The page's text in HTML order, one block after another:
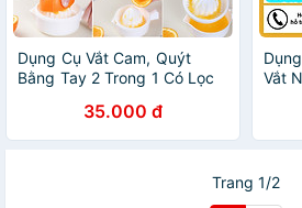
Dụng Cụ Vắt Cam, Quýt
Bằng Tay 2 Trong 1 Có Lọc
35.000 đ
Vắt
Trang 1/2